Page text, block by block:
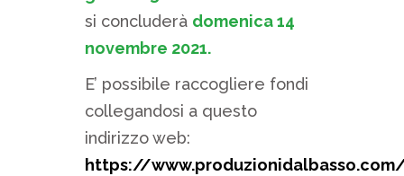
si concluderà domenica 14
novembre 2021.
E’ possibile raccogliere fondi
collegandosi a questo
indirizzo web:
https://